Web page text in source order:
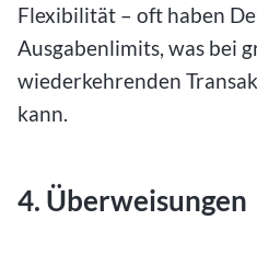
Flexibilität – oft haben
Ausgabenlimits, was bei
wiederkehrenden
kann.
4. Überweisungen